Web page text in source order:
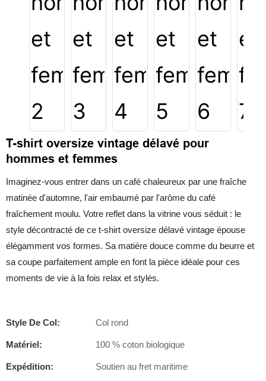
T-shirt oversize vintage délavé pour
hommes et femmes
Imaginez-vous entrer dans un café chaleureux par une fraîche
matinée d'automne, l'air embaumé par l'arôme du café
fraîchement moulu. Votre reflet dans la vitrine vous séduit : le
style décontracté de ce t-shirt oversize délavé vintage épouse
élégamment vos formes. Sa matière douce comme du beurre et
sa coupe parfaitement ample en font la pièce idéale pour ces
moments de vie à la fois relax et stylés.
Style De Col: Col rond
Matériel: 100 % coton biologique
Expédition: Soutien au fret maritime